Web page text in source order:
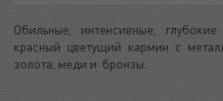
Обильные, интенсивные,
красный цветущий кармин с
золота, меди и бронзы.